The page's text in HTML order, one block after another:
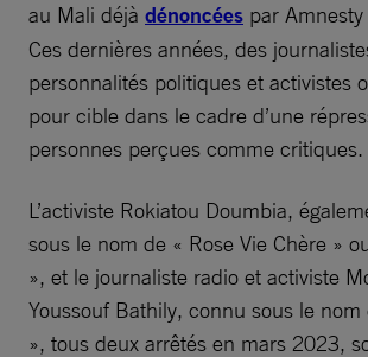
au Mali déjà dénoncées par
Ces dernières années, des
personnalités politiques et activistes
pour cible dans le cadre d’une
personnes perçues comme critiques.
L’activiste Rokiatou Doumbia,
sous le nom de « Rose Vie Chère »
», et le journaliste radio et activiste
Youssouf Bathily, connu sous le nom
», tous deux arrêtés en mars 2023,